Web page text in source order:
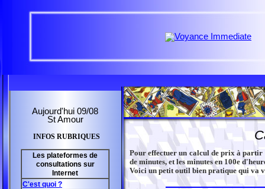
Aujourd'hui 09/08
St Amour
INFOS RUBRIQUES
Les plateformes de
consultations sur
Internet
C'est quoi ?
Pour effectuer un calcul de prix à partir
de minutes, et les minutes en 100e
Voici un petit outil bien pratique qui va